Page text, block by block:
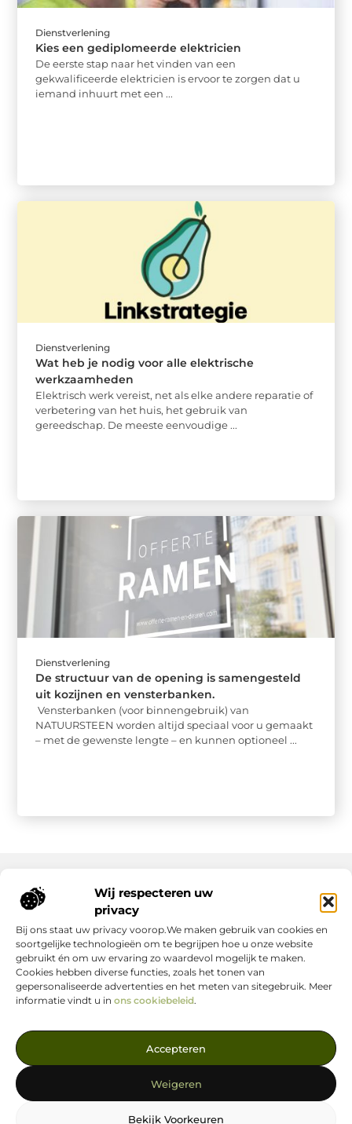
Wij respecteren uw
privacy
Bij ons staat uw privacy voorop.We maken gebruik van cookies en
soortgelijke technologieën om te begrijpen hoe u onze website
gebruikt én om uw ervaring zo waardevol mogelijk te maken.
Cookies hebben diverse functies, zoals het tonen van
gepersonaliseerde advertenties en het meten van sitegebruik. Meer
informatie vindt u in ons cookiebeleid.
Accepteren
Weigeren
Bekijk Voorkeuren
Dienstverlening
Kies een gediplomeerde elektricien
De eerste stap naar het vinden van een
gekwalificeerde elektricien is ervoor te zorgen dat u
iemand inhuurt met een ...
Dienstverlening
Wat heb je nodig voor alle elektrische
werkzaamheden
Elektrisch werk vereist, net als elke andere reparatie of
verbetering van het huis, het gebruik van
gereedschap. De meeste eenvoudige ...
Dienstverlening
De structuur van de opening is samengesteld
uit kozijnen en vensterbanken.
Vensterbanken (voor binnengebruik) van
NATUURSTEEN worden altijd speciaal voor u gemaakt
– met de gewenste lengte – en kunnen optioneel ...
— Ontdek inspirerende verhalen, nuttige tips en waardevolle
artikelen, allemaal op één centrale plek. Start je leesavontuur
vandaag op linkstrategie.nl!
Onze informatie